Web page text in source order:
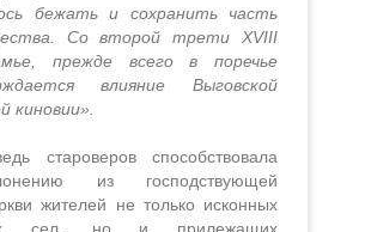
бежать и сохранить часть
Со второй трети XVIII
прежде всего в поречье
влияние Выговской
киновии».
староверов способствовала
из господствующей
жителей не только исконных